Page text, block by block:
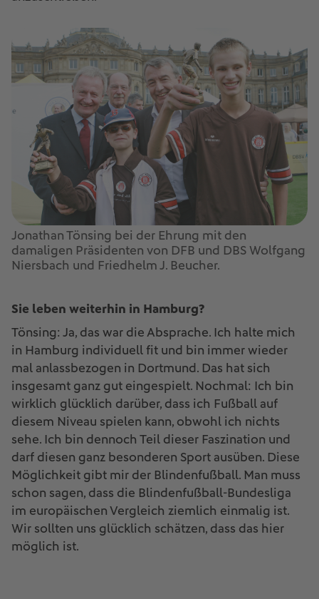
Jonathan Tönsing bei der Ehrung mit den
damaligen Präsidenten von DFB und DBS Wolfgang
Niersbach und Friedhelm J. Beucher.
Sie leben weiterhin in Hamburg?
Tönsing: Ja, das war die Absprache. Ich halte mich
in Hamburg individuell fit und bin immer wieder
mal anlassbezogen in Dortmund. Das hat sich
insgesamt ganz gut eingespielt. Nochmal: Ich bin
wirklich glücklich darüber, dass ich Fußball auf
diesem Niveau spielen kann, obwohl ich nichts
sehe. Ich bin dennoch Teil dieser Faszination und
darf diesen ganz besonderen Sport ausüben. Diese
Möglichkeit gibt mir der Blindenfußball. Man muss
schon sagen, dass die Blindenfußball-Bundesliga
im europäischen Vergleich ziemlich einmalig ist.
Wir sollten uns glücklich schätzen, dass das hier
möglich ist.